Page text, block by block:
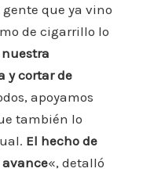
que ya vino
de cigarrillo lo
nuestra
y cortar de
apoyamos
también lo
El hecho de
«, detalló